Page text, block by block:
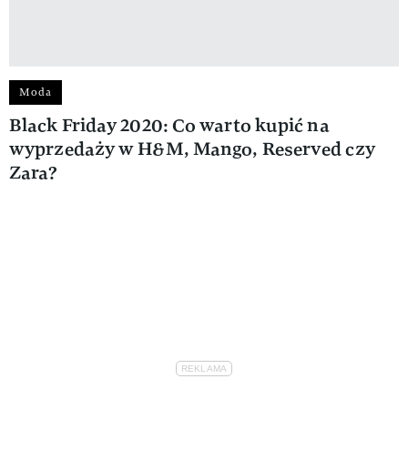
Moda
Black Friday 2020: Co warto kupić na
wyprzedaży w H&M, Mango, Reserved czy
Zara?